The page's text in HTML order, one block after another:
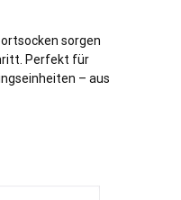
sorgen
Perfekt für
– aus